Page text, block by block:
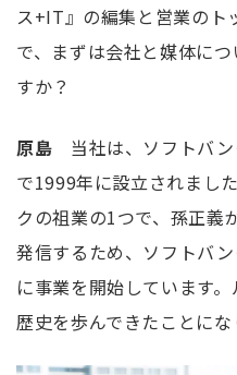
ス+IT』の編集と営業のト
で、まずは会社と媒体に
すか？
原島 当社は、ソフトバ
で1999年に設立されまし
クの祖業の1つで、孫正義
発信するため、ソフトバ
に事業を開始しています
歴史を歩んできたことにな